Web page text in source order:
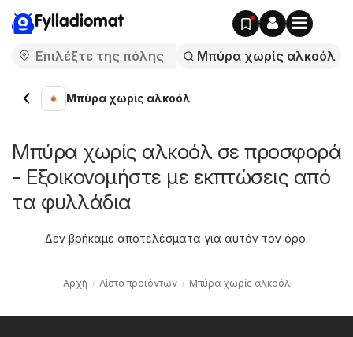
Fylladiomat
Μπύρα χωρίς αλκοόλ
Μπύρα χωρίς αλκοόλ σε προσφορά
- Εξοικονομήστε με εκπτώσεις από
τα φυλλάδια
Δεν βρήκαμε αποτελέσματα για αυτόν τον όρο.
Αρχή Λίστα προϊόντων Μπύρα χωρίς αλκοόλ